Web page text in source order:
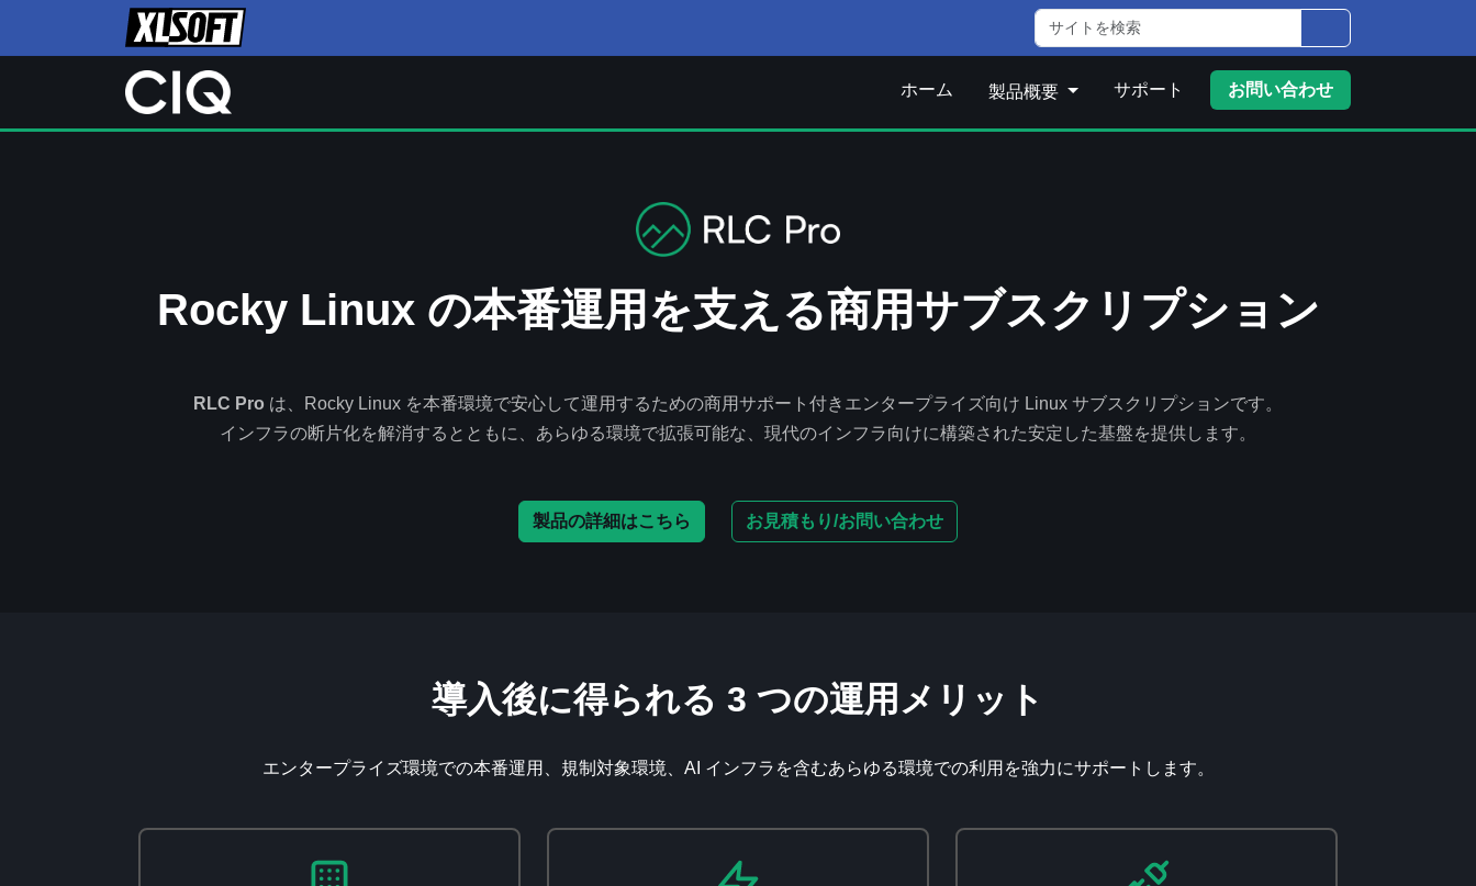
ホーム 製品概要 サポート お問い合わせ
Rocky Linux の本番運用を支える商用サブスクリプション
RLC Pro は、Rocky Linux を本番環境で安心して運用するための商用サポート付きエンタープライズ向け Linux サブスクリプションです。
インフラの断片化を解消するとともに、あらゆる環境で拡張可能な、現代のインフラ向けに構築された安定した基盤を提供します。
製品の詳細はこちら お見積もり/お問い合わせ
導入後に得られる 3 つの運用メリット
エンタープライズ環境での本番運用、規制対象環境、AI インフラを含むあらゆる環境での利用を強力にサポートします。